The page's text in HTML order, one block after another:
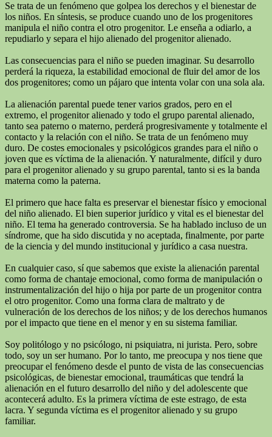
Se trata de un fenómeno que golpea los derechos y el bienestar de
los niños. En síntesis, se produce cuando uno de los progenitores
manipula el niño contra el otro progenitor. Le enseña a odiarlo, a
repudiarlo y separa el hijo alienado del progenitor alienado.
Las consecuencias para el niño se pueden imaginar. Su desarrollo
perderá la riqueza, la estabilidad emocional de fluir del amor de los
dos progenitores; como un pájaro que intenta volar con una sola ala.
La alienación parental puede tener varios grados, pero en el
extremo, el progenitor alienado y todo el grupo parental alienado,
tanto sea paterno o materno, perderá progresivamente y totalmente el
contacto y la relación con el niño. Se trata de un fenómeno muy
duro. De costes emocionales y psicológicos grandes para el niño o
joven que es víctima de la alienación. Y naturalmente, difícil y duro
para el progenitor alienado y su grupo parental, tanto si es la banda
materna como la paterna.
El primero que hace falta es preservar el bienestar físico y emocional
del niño alienado. El bien superior jurídico y vital es el bienestar del
niño. El tema ha generado controversia. Se ha hablado incluso de un
síndrome, que ha sido discutida y no aceptada, finalmente, por parte
de la ciencia y del mundo institucional y jurídico a casa nuestra.
En cualquier caso, sí que sabemos que existe la alienación parental
como forma de chantaje emocional, como forma de manipulación o
instrumentalización del hijo o hija por parte de un progenitor contra
el otro progenitor. Como una forma clara de maltrato y de
vulneración de los derechos de los niños; y de los derechos humanos
por el impacto que tiene en el menor y en su sistema familiar.
Soy politólogo y no psicólogo, ni psiquiatra, ni jurista. Pero, sobre
todo, soy un ser humano. Por lo tanto, me preocupa y nos tiene que
preocupar el fenómeno desde el punto de vista de las consecuencias
psicológicas, de bienestar emocional, traumáticas que tendrá la
alienación en el futuro desarrollo del niño y del adolescente que
acontecerá adulto. Es la primera víctima de este estrago, de esta
lacra. Y segunda víctima es el progenitor alienado y su grupo
familiar.